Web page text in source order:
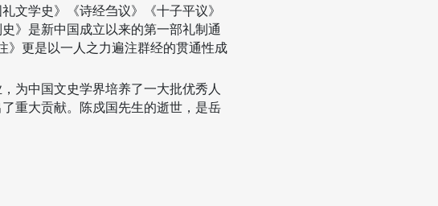
文学史》《诗经刍议》《十子平议》
》是新中国成立以来的第一部礼制通
》更是以一人之力遍注群经的贯通性成
为中国文史学界培养了一大批优秀人
重大贡献。陈戍国先生的逝世，是岳